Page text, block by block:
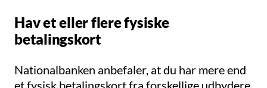
Hav et eller flere fysiske
betalingskort
Nationalbanken anbefaler, at du har mere end